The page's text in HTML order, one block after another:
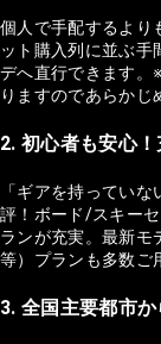
個人で手配するより
ット購入列に並ぶ手
デへ直行できます。
りますのであらかじ
2. 初心者も安心
「ギアを持ってい
評！ボード/スキー
ランが充実。最新モ
等）プランも多数ご
3. 全国主要都市